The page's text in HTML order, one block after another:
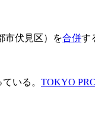
市伏見区）を合併す
いる。 TOKYO